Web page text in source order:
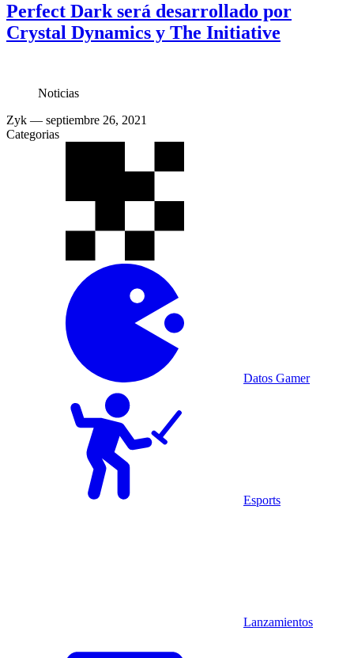
Perfect Dark será desarrollado por
Crystal Dynamics y The Initiative
Noticias
Zyk — septiembre 26, 2021
Categorias
Datos Gamer
Esports
Lanzamientos